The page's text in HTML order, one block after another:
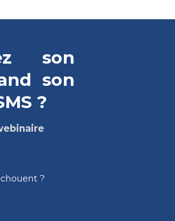
son
son
?
?